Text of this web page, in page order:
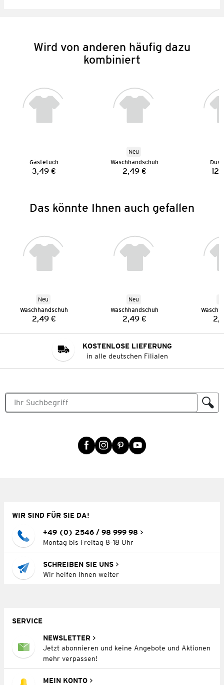
Wird von anderen häufig dazu
kombiniert
Gästetuch
Preis:
3,49 €
Neu
Waschhandschuh
Preis:
2,49 €
Das könnte Ihnen auch gefallen
Neu
Waschhandschuh
Preis:
2,49 €
Neu
Waschhandschuh
Preis:
2,49 €
KOSTENLOSE LIEFERUNG
in alle deutschen Filialen
WIR SIND FÜR SIE DA!
+49 (0) 2546 / 98 999 98
Montag bis Freitag 8–18 Uhr
SCHREIBEN SIE UNS
Wir helfen Ihnen weiter
SERVICE
NEWSLETTER
Jetzt abonnieren und keine Angebote und Aktionen
mehr verpassen!
MEIN KONTO